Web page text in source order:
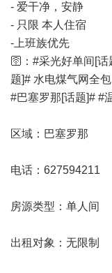
- 爱干净，安静
- 只限 本人住宿
-上班族优先
🛜：#采光好单间[
题]# 水电煤气网全
#巴塞罗那[话题]# #
区域：巴塞罗那
电话：627594211
房源类型：单人间
出租对象：无限制